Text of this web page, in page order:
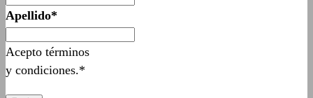
Apellido*
Acepto términos
y condiciones.*